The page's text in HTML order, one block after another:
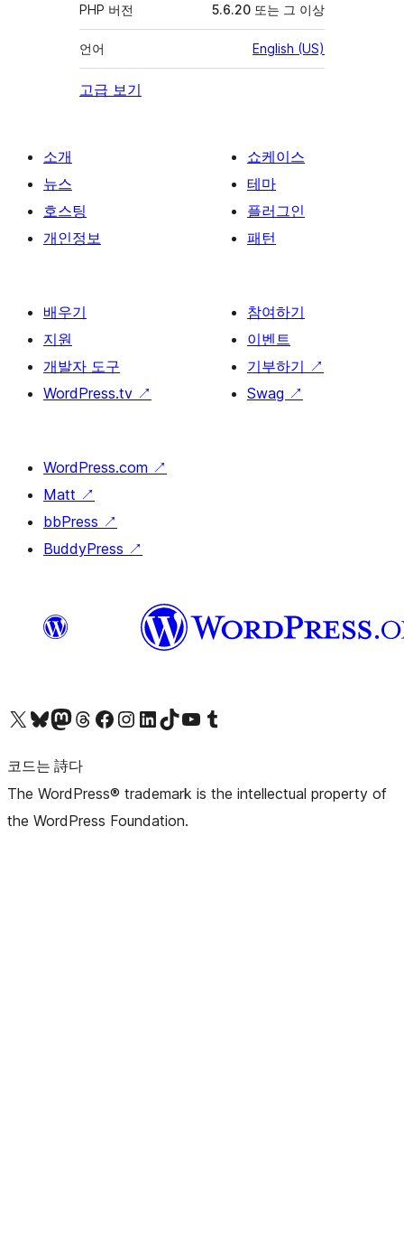
PHP 버전 5.6.20 또는 그 이상
언어 English (US)
고급 보기
소개
뉴스
호스팅
개인정보
쇼케이스
테마
플러그인
패턴
배우기
지원
개발자 도구
WordPress.tv ↗
참여하기
이벤트
기부하기 ↗
Swag ↗
WordPress.com ↗
Matt ↗
bbPress ↗
BuddyPress ↗
X(이전 트위터) 계정 방문하기블루스카이 계정 방문하기마스토돈 계정 방문하기스레드 계정 방문하기 페이스북 페이지 방문하기인스타그램 계정 방문하기 LinkedIn 계정 방문하기틱톡 계정 방문하기유튜브 채널 방문하기 텀블러 계정 방문하기
코드는 詩다
The WordPress® trademark is the intellectual property of
the WordPress Foundation.